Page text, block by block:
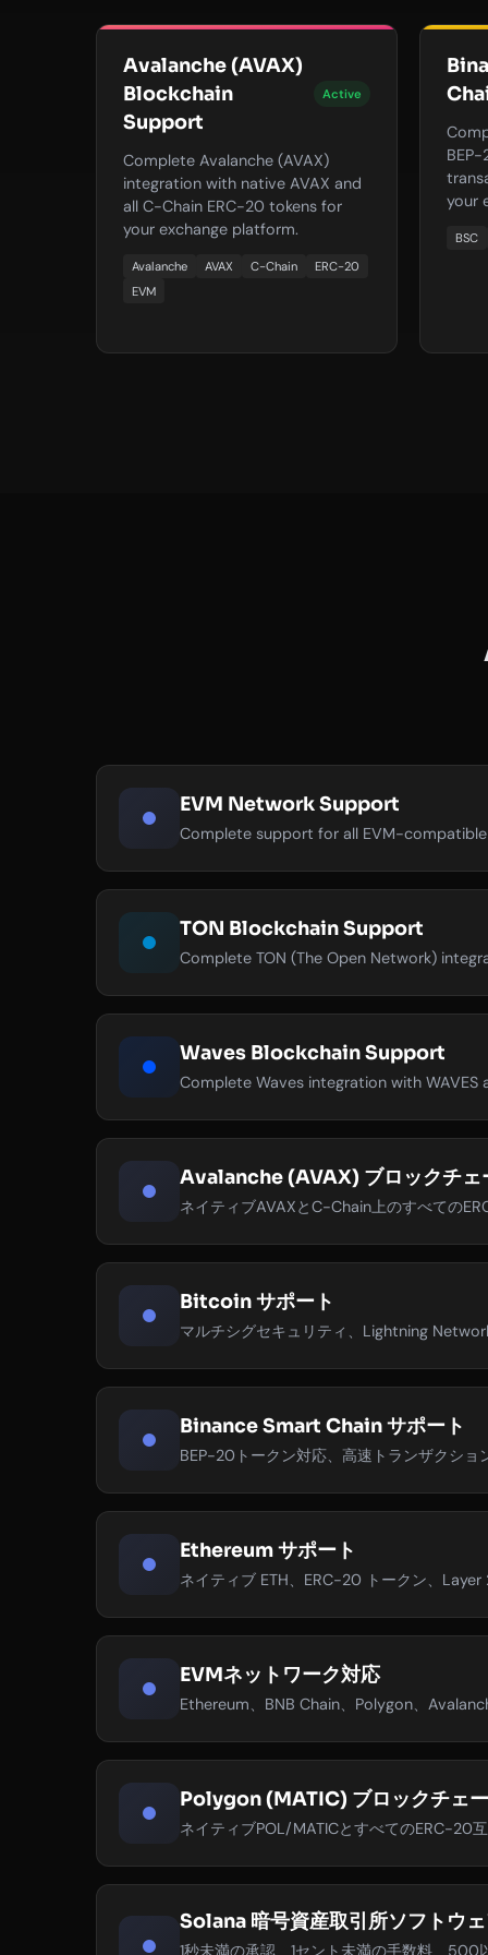
Avalanche (AVAX)
Blockchain
Support
Active
Complete Avalanche (AVAX)
integration with native AVAX and
all C-Chain ERC-20 tokens for
your exchange platform.
Avalanche AVAX C-Chain
ERC-20
EVM
your
BSC
EVM Network Support
Complete support for all EVM-compatible
TON Blockchain Support
Complete TON (The Open Network)
Waves Blockchain Support
Complete Waves integration with
Avalanche (AVAX) ブロックチェ
ネイティブAVAXとC-Chain上のすべての
Bitcoin サポート
マルチシグセキュリティ、Lightning
Binance Smart Chain サポート
BEP-20トークン対応、高速トランザクショ
Ethereum サポート
ネイティブ ETH、ERC-20 トークン、
EVMネットワーク対応
Ethereum、BNB Chain、Polygon、
Polygon (MATIC) ブロックチェ
ネイティブPOL/MATICとすべてのERC-20
Solana 暗号資産取引所ソフトウ
1秒未満の承認、1セント未満の手数料、